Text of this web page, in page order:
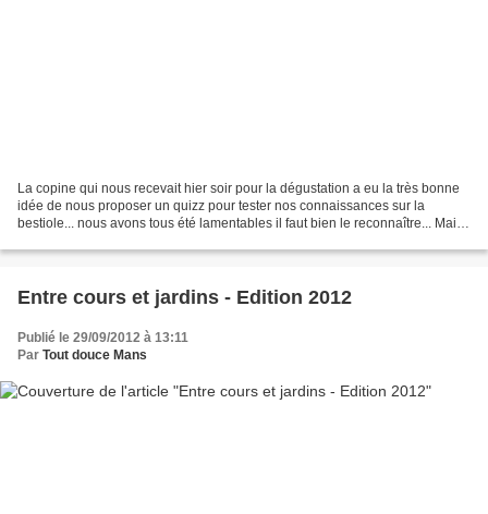
La copine qui nous recevait hier soir pour la dégustation a eu la très bonne
idée de nous proposer un quizz pour tester nos connaissances sur la
bestiole... nous avons tous été lamentables il faut bien le reconnaître... Mais,
Entre cours et jardins - Edition 2012
Publié le 29/09/2012 à 13:11
Par Tout douce Mans